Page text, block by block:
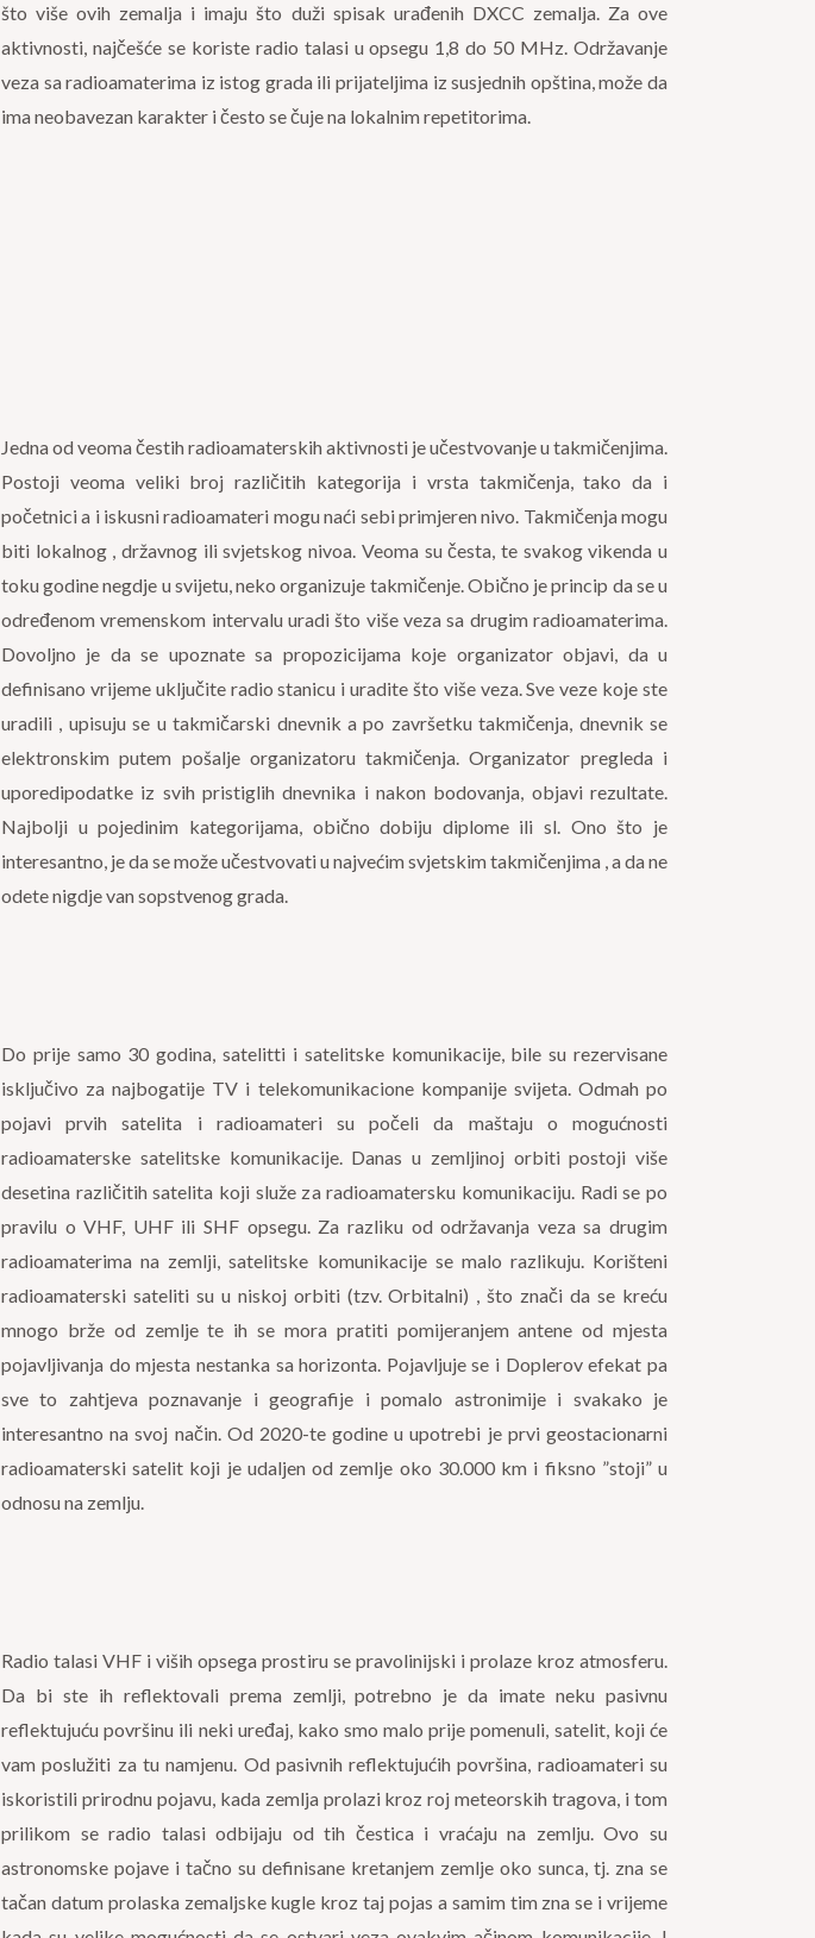
što više ovih zemalja i imaju što duži spisak urađenih DXCC zemalja. Za ove
aktivnosti, najčešće se koriste radio talasi u opsegu 1,8 do 50 MHz. Održavanje
veza sa radioamaterima iz istog grada ili prijateljima iz susjednih opština, može da
ima neobavezan karakter i često se čuje na lokalnim repetitorima.
Jedna od veoma čestih radioamaterskih aktivnosti je učestvovanje u takmičenjima.
Postoji veoma veliki broj različitih kategorija i vrsta takmičenja, tako da i
početnici a i iskusni radioamateri mogu naći sebi primjeren nivo. Takmičenja mogu
biti lokalnog , državnog ili svjetskog nivoa. Veoma su česta, te svakog vikenda u
toku godine negdje u svijetu, neko organizuje takmičenje. Obično je princip da se u
određenom vremenskom intervalu uradi što više veza sa drugim radioamaterima.
Dovoljno je da se upoznate sa propozicijama koje organizator objavi, da u
definisano vrijeme uključite radio stanicu i uradite što više veza. Sve veze koje ste
uradili , upisuju se u takmičarski dnevnik a po završetku takmičenja, dnevnik se
elektronskim putem pošalje organizatoru takmičenja. Organizator pregleda i
uporedipodatke iz svih pristiglih dnevnika i nakon bodovanja, objavi rezultate.
Najbolji u pojedinim kategorijama, obično dobiju diplome ili sl. Ono što je
interesantno, je da se može učestvovati u najvećim svjetskim takmičenjima , a da ne
odete nigdje van sopstvenog grada.
Do prije samo 30 godina, satelitti i satelitske komunikacije, bile su rezervisane
isključivo za najbogatije TV i telekomunikacione kompanije svijeta. Odmah po
pojavi prvih satelita i radioamateri su počeli da maštaju o mogućnosti
radioamaterske satelitske komunikacije. Danas u zemljinoj orbiti postoji više
desetina različitih satelita koji služe za radioamatersku komunikaciju. Radi se po
pravilu o VHF, UHF ili SHF opsegu. Za razliku od održavanja veza sa drugim
radioamaterima na zemlji, satelitske komunikacije se malo razlikuju. Korišteni
radioamaterski sateliti su u niskoj orbiti (tzv. Orbitalni) , što znači da se kreću
mnogo brže od zemlje te ih se mora pratiti pomijeranjem antene od mjesta
pojavljivanja do mjesta nestanka sa horizonta. Pojavljuje se i Doplerov efekat pa
sve to zahtjeva poznavanje i geografije i pomalo astronimije i svakako je
interesantno na svoj način. Od 2020-te godine u upotrebi je prvi geostacionarni
radioamaterski satelit koji je udaljen od zemlje oko 30.000 km i fiksno ”stoji” u
odnosu na zemlju.
Radio talasi VHF i viših opsega prostiru se pravolinijski i prolaze kroz atmosferu.
Da bi ste ih reflektovali prema zemlji, potrebno je da imate neku pasivnu
reflektujuću površinu ili neki uređaj, kako smo malo prije pomenuli, satelit, koji će
vam poslužiti za tu namjenu. Od pasivnih reflektujućih površina, radioamateri su
iskoristili prirodnu pojavu, kada zemlja prolazi kroz roj meteorskih tragova, i tom
prilikom se radio talasi odbijaju od tih čestica i vraćaju na zemlju. Ovo su
astronomske pojave i tačno su definisane kretanjem zemlje oko sunca, tj. zna se
tačan datum prolaska zemaljske kugle kroz taj pojas a samim tim zna se i vrijeme